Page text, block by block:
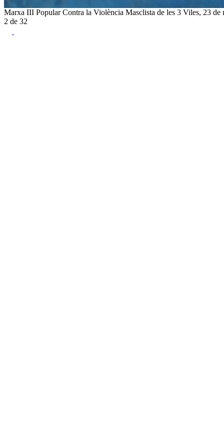
Marxa III Popular Contra la Violència Masclista de les 3 Viles, 23 de
2 de 32